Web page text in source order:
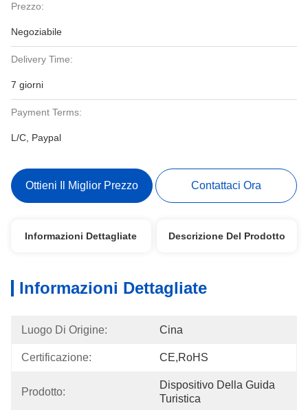
Prezzo:
Negoziabile
Delivery Time:
7 giorni
Payment Terms:
L/C, Paypal
Ottieni Il Miglior Prezzo Contattaci Ora
Informazioni Dettagliate Descrizione Del Prodotto
Informazioni Dettagliate
Luogo Di Origine: Cina
Certificazione: CE,RoHS
Prodotto:
Dispositivo Della Guida
Turistica